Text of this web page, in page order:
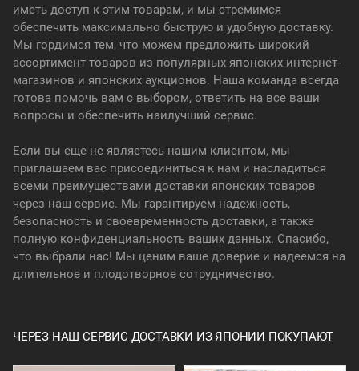
иметь доступ к этим товарам, и мы стремимся
обеспечить максимально быструю и удобную доставку.
Мы гордимся тем, что можем предложить широкий
ассортимент товаров из популярных японских интернет-
магазинов и японских аукционов. Наша команда всегда
готова помочь вам с выбором, ответить на все ваши
вопросы и обеспечить наилучший сервис.
Если вы еще не являетесь нашим клиентом, мы
приглашаем вас присоединиться к нам и насладиться
всеми преимуществами доставки японских товаров
через наш сервис. Мы гарантируем надежность,
безопасность и своевременность доставки, а также
полную конфиденциальность ваших данных. Спасибо,
что выбрали нас! Мы ценим ваше доверие и надеемся на
длительное и плодотворное сотрудничество.
ЧЕРЕЗ НАШ СЕРВИС ДОСТАВКИ ИЗ ЯПОНИИ ПОКУПАЮТ